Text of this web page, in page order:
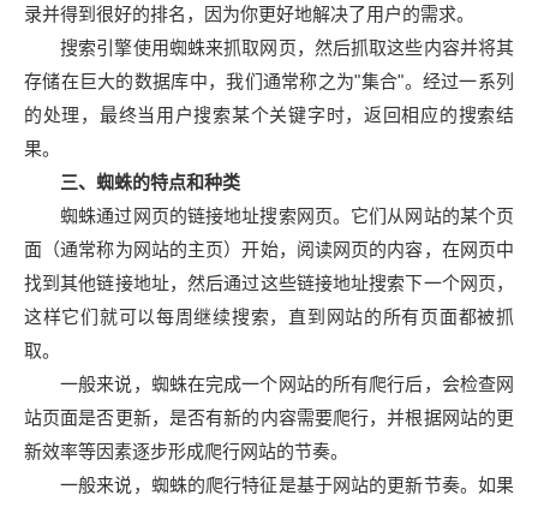
录并得到很好的排名，因为你更好地解决了用户的需求。
搜索引擎使用蜘蛛来抓取网页，然后抓取这些内容并将其
存储在巨大的数据库中，我们通常称之为"集合"。经过一系列
的处理，最终当用户搜索某个关键字时，返回相应的搜索结
果。
三、蜘蛛的特点和种类
蜘蛛通过网页的链接地址搜索网页。它们从网站的某个页
面（通常称为网站的主页）开始，阅读网页的内容，在网页中
找到其他链接地址，然后通过这些链接地址搜索下一个网页，
这样它们就可以每周继续搜索，直到网站的所有页面都被抓
取。
一般来说，蜘蛛在完成一个网站的所有爬行后，会检查网
站页面是否更新，是否有新的内容需要爬行，并根据网站的更
新效率等因素逐步形成爬行网站的节奏。
一般来说，蜘蛛的爬行特征是基于网站的更新节奏。如果